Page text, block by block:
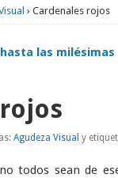
› Cardenales rojos
las milésimas
Agudeza Visual y
todos sean de